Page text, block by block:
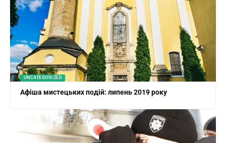
UNCATEGORIZED
Афіша мистецьких подій: липень 2019 року